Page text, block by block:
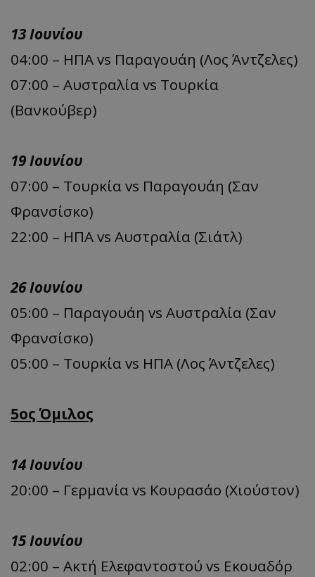
13 Ιουνίου
04:00 – ΗΠΑ vs Παραγουάη (Λος Άντζελες)
07:00 – Αυστραλία vs Τουρκία
(Βανκούβερ)
19 Ιουνίου
07:00 – Τουρκία vs Παραγουάη (Σαν
Φρανσίσκο)
22:00 – ΗΠΑ vs Αυστραλία (Σιάτλ)
26 Ιουνίου
05:00 – Παραγουάη vs Αυστραλία (Σαν
Φρανσίσκο)
05:00 – Τουρκία vs ΗΠΑ (Λος Άντζελες)
5ος Όμιλος
14 Ιουνίου
20:00 – Γερμανία vs Κουρασάο (Χιούστον)
15 Ιουνίου
02:00 – Ακτή Ελεφαντοστού vs Εκουαδόρ